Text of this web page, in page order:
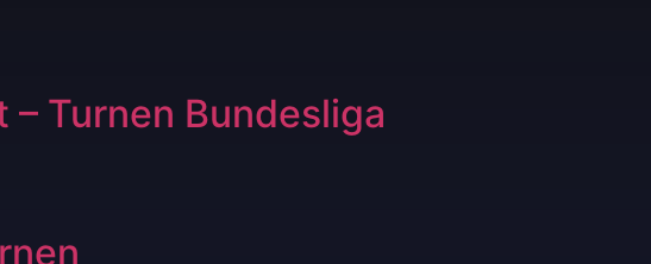
Turnen Bundesliga